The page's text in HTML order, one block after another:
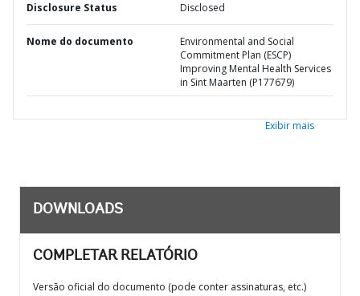
Disclosure Status Disclosed
Nome do documento
Environmental and Social
Commitment Plan (ESCP)
Improving Mental Health Services
in Sint Maarten (P177679)
Exibir mais
DOWNLOADS
COMPLETAR RELATÓRIO
Versão oficial do documento (pode conter assinaturas, etc.)